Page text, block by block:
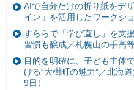
AIで自分だけの折り紙をデ
イン」を活用したワークシ
すららで「学び直し」を支
習慣も醸成／札幌山の手高
目的を明確に、子ども主体
ける“大樹町の魅力”／北海
9日）